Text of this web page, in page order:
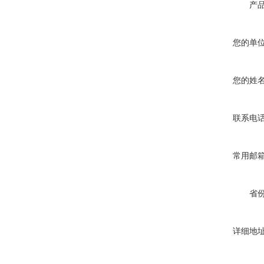
产
您的单
您的姓
联系电
常用邮
省
详细地